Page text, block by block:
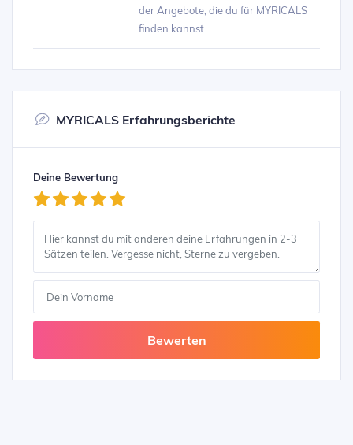
der Angebote, die du für MYRICALS
finden kannst.
MYRICALS Erfahrungsberichte
Deine Bewertung
Bewerten